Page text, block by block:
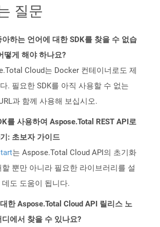
질문
아하는 언어에 대한 SDK를 찾을 수 없습
떻게 해야 하나요?
Cloud는 Docker 컨테이너로도 제
. 필요한 SDK를 아직 사용할 수 없는
과 함께 사용해 보십시오.
를 사용하여 Aspose.Total REST API로
: 초보자 가이드
는 Aspose.Total Cloud API의 초기화
할 뿐만 아니라 필요한 라이브러리를 설
데도 도움이 됩니다.
한 Aspose.Total Cloud API 릴리스 노
디에서 찾을 수 있나요?